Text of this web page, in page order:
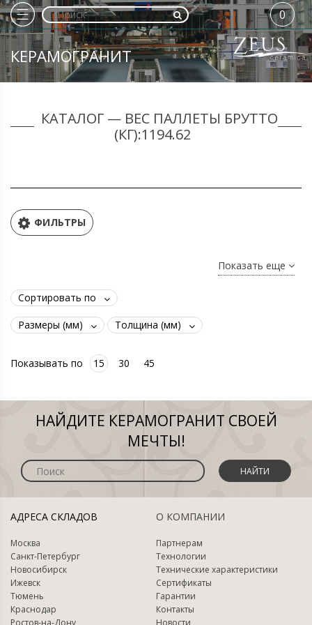
КЕРАМОГРАНИТ
0
КАТАЛОГ — ВЕС ПАЛЛЕТЫ БРУТТО
(КГ):1194.62
ФИЛЬТРЫ
Показать еще
Сортировать по
Размеры (мм) Толщина (мм)
Показывать по 15 30 45
НАЙДИТЕ КЕРАМОГРАНИТ СВОЕЙ
МЕЧТЫ!
НАЙТИ
АДРЕСА СКЛАДОВ
Москва
Санкт-Петербург
Новосибирск
Ижевск
Тюмень
Краснодар
Ростов-на-Дону
О КОМПАНИИ
Партнерам
Технологии
Технические характеристики
Сертификаты
Гарантии
Контакты
Новости